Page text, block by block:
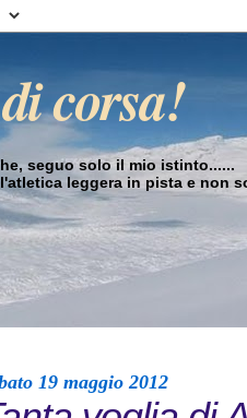
corsa!
seguo solo il mio istinto......
leggera in pista e non
19 maggio 2012